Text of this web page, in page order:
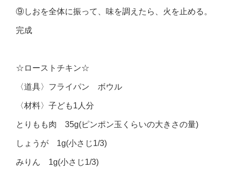
⑨しおを全体に振って、味を調えたら、火を止める。
完成
☆ローストチキン☆
〈道具〉フライパン ボウル
〈材料〉子ども1人分
とりもも肉 35g(ピンポン玉くらいの大きさの量)
しょうが 1g(小さじ1/3)
みりん 1g(小さじ1/3)